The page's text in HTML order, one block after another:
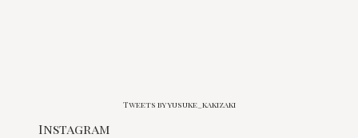
Tweets by yusuke_kakizaki
Instagram